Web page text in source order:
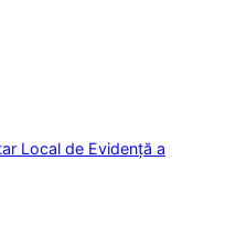
Local de Evidență a